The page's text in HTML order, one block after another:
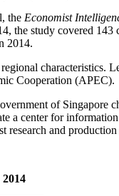
the Economist
the study covered
2014.
characteristics.
Cooperation (APEC).
of Singapore
a center for
research and